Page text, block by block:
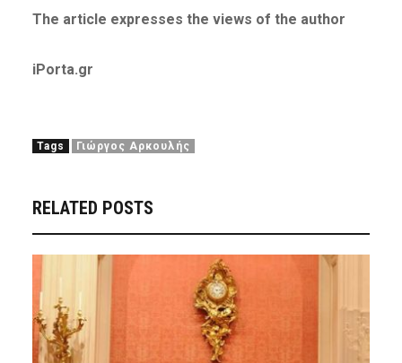
The article expresses the views of the author
iPorta.gr
Tags Γιώργος Αρκουλής
RELATED POSTS